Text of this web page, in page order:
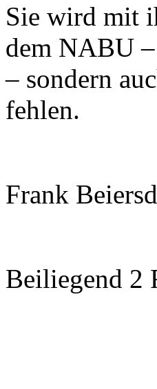
Sie wird mit
dem NABU
– sondern
fehlen.
Frank
Beiliegend 2